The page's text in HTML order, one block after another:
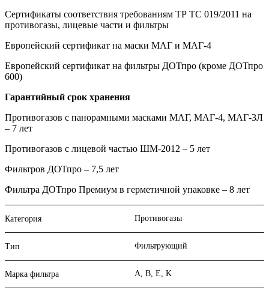
Сертификаты соответствия требованиям ТР ТС 019/2011 на
противогазы, лицевые части и фильтры
Европейский сертификат на маски МАГ и МАГ-4
Европейский сертификат на фильтры ДОТпро (кроме ДОТпро
600)
Гарантийный срок хранения
Противогазов с панорамными масками МАГ, МАГ-4, МАГ-3Л
– 7 лет
Противогазов с лицевой частью ШМ-2012 – 5 лет
Фильтров ДОТпро – 7,5 лет
Фильтра ДОТпро Премиум в герметичной упаковке – 8 лет
Категория Противогазы
Тип Фильтрующий
Марка фильтра A, B, E, K